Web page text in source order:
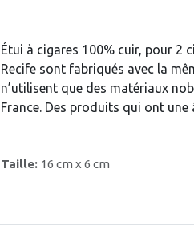
Étui à cigares 100% cuir, pour 2
Recife sont fabriqués avec la
n’utilisent que des matériaux
France. Des produits qui ont
Taille: 16 cm x 6 cm